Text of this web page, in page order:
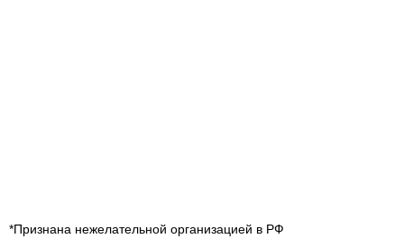
*Признана нежелательной организацией в РФ